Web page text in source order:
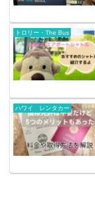
トロリー・The Bus
ハワイ レンタカー